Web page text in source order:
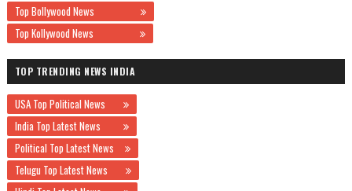
Top Bollywood News
Top Kollywood News
TOP TRENDING NEWS INDIA
USA Top Political News
India Top Latest News
Political Top Latest News
Telugu Top Latest News